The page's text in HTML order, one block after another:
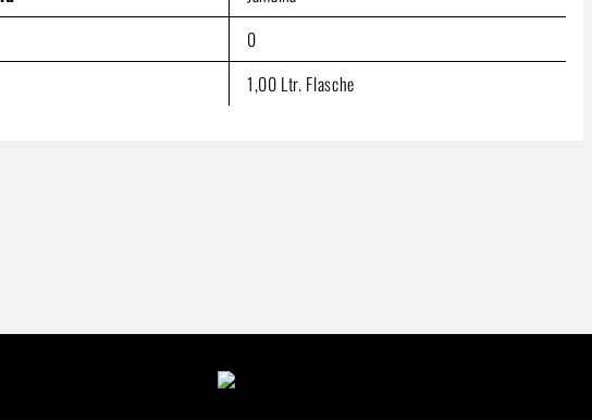
0
1,00 Ltr. Flasche